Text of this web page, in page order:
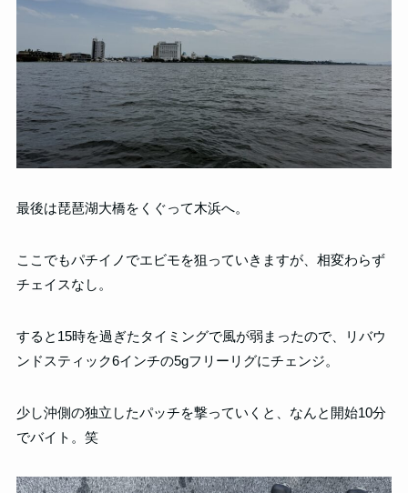
最後は琵琶湖大橋をくぐって木浜へ。
ここでもパチイノでエビモを狙っていきますが、相変わらず
チェイスなし。
すると15時を過ぎたタイミングで風が弱まったので、リバウ
ンドスティック6インチの5gフリーリグにチェンジ。
少し沖側の独立したパッチを撃っていくと、なんと開始10分
でバイト。笑